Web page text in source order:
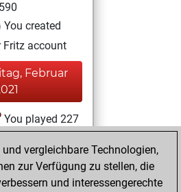
You created
Fritz account
Februar
You played 227
You scored +75
in blitz
vergleichbare Technologien,
zur Verfügung zu stellen, die
und interessengerechte